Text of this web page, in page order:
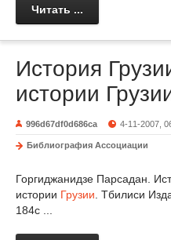
Читать ...
История
истории
996d67df0d686ca 4-11-2007,
Библиография Ассоциации
Горгиджанидзе Парсадан.
истории Грузии . Тбилиси
184с ...